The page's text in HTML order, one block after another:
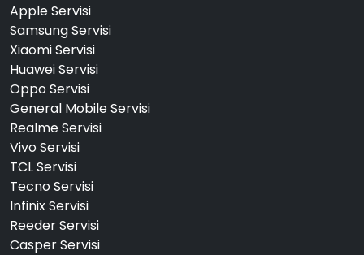
Apple Servisi
Samsung Servisi
Xiaomi Servisi
Huawei Servisi
Oppo Servisi
General Mobile Servisi
Realme Servisi
Vivo Servisi
TCL Servisi
Tecno Servisi
Infinix Servisi
Reeder Servisi
Casper Servisi